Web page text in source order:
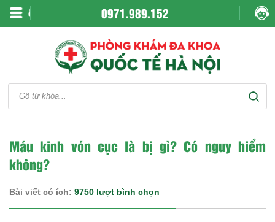
0971.989.152
Máu kinh vón cục là bị gì? Có nguy hiểm
không?
Bài viết có ích: 9750 lượt bình chọn